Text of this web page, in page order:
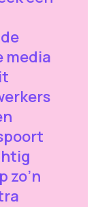
media
zo’n